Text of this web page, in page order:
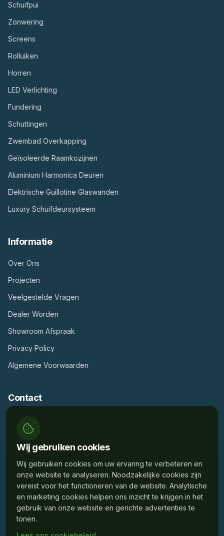
Schuifpui
Zonwering
Screens
Rolluiken
Horren
LED Verlichting
Fundering
Schuttingen
Zwembad Overkapping
Geïsoleerde Raamkozijnen
Aluminium Harmonica Deuren
Elektrische Guillotine Glaswanden
Luxury Schuifdeursysteem
Informatie
Over Ons
Projecten
Veelgestelde Vragen
Dealer Worden
Showroom Afspraak
Privacy Policy
Algemene Voorwaarden
Contact
Edisonstraat 5c
Fabriek:
Mercuriusstraat 43D
3133 EM Vlaardingen
010 - 230 6824
info@gardenluxveranda.nl
Ma: Gesloten
Di - Za: 10:00 - 17:00
Wij gebruiken cookies
Wij gebruiken cookies om uw ervaring te verbeteren en
onze website te analyseren. Noodzakelijke cookies zijn
vereist voor het functioneren van de website. Analytische
en marketing cookies helpen ons inzicht te krijgen in het
gebruik van onze website en gerichte advertenties te
tonen.